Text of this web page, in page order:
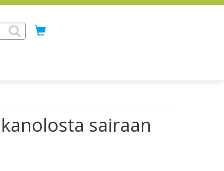
sairaan